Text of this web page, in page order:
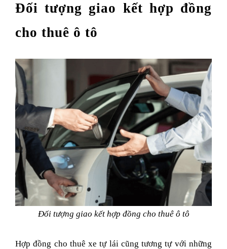
Đối tượng giao kết hợp đồng
cho thuê ô tô
Đối tượng giao kết hợp đồng cho thuê ô tô
Hợp đồng cho thuê xe tự lái cũng tương tự với những